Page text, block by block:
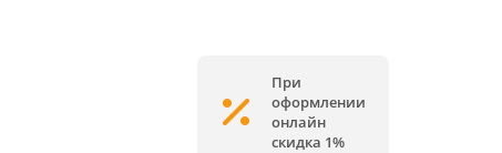
При
оформлении
онлайн
скидка 1%